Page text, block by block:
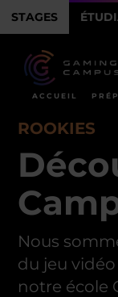
STAGES
ACCUEIL
ROOKIES
Nous
du jeu
notre école